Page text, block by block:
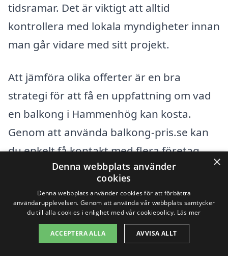
tidsramar. Det är viktigt att alltid
kontrollera med lokala myndigheter innan
man går vidare med sitt projekt.
Att jämföra olika offerter är en bra
strategi för att få en uppfattning om vad
en balkong i Hammenhög kan kosta.
Genom att använda balkong-pris.se kan
du enkelt få kontakt med flera företag
och få skräddarsydda offerter. Detta gör
att du kan hitta den bästa lösningen för
dina behov och budget.
Få 3 erbjudanden, gratis och utan
×
Denna webbplats använder
cookies
Denna webbplats använder cookies för att förbättra
användarupplevelsen. Genom att använda vår webbplats samtycker
du till alla cookies i enlighet med vår cookiepolicy. Läs mer
ACCEPTERA ALLA AVVISA ALLT